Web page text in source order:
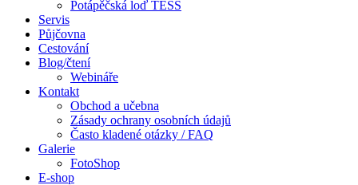
Potápěčská loď TESS
Servis
Půjčovna
Cestování
Blog/čtení
Webináře
Kontakt
Obchod a učebna
Zásady ochrany osobních údajů
Často kladené otázky / FAQ
Galerie
FotoShop
E-shop